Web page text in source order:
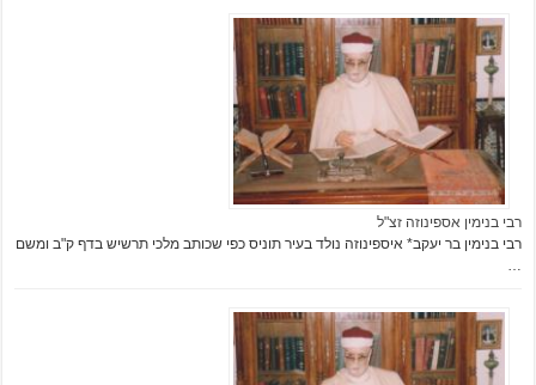
רבי בנימין אספינוזה זצ"ל
רבי בנימין בר יעקב* איספינוזה נולד בעיר תוניס כפי שכותב מלכי תרשיש בדף ק"ב ומשם
…